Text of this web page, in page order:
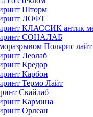
Шторм
ЛОФТ
КЛАССИК антик
СОНАЛАБ
Полярис лайт
Леолаб
Кредор
Карбон
Термо Лайт
Скайлаб
Кармина
Орлеан